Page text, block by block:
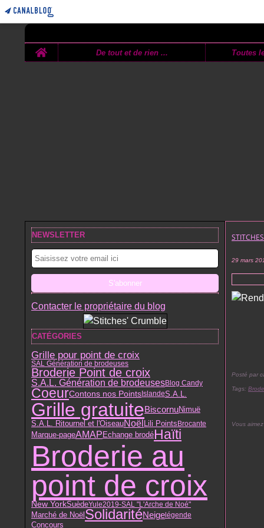
Home
De tout et de rien ... Toutes
NEWSLETTER
Contacter le propriétaire du blog
CATÉGORIES
Grille pour point de croix
SAL Génération de brodeuses
Broderie Point de croix
S.A.L. Génération de brodeusesBlog Candy
CoeurContons nos Points IslandeS.A.L.
Grille gratuiteBiscornuNimuë
S.A.L. Ritournel et l'OiseauNoël Lili PointsBrocante
Marque-pageAMAP Echange brodéHaïti
Broderie au
point de croix
New YorkSuèdeYule2019-SAL "L'Arche de Noé"
Marché de Noël SolidaritéNeigelégende
Concours
29 mars
Posté par
Tags:
Vous